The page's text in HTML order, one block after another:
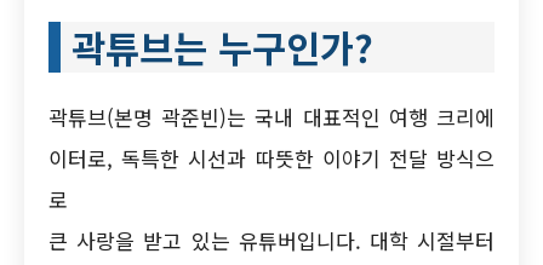
곽튜브는 누구인가?
곽튜브(본명 곽준빈)는 국내 대표적인 여행 크리에
이터로, 독특한 시선과 따뜻한 이야기 전달 방식으
로
큰 사랑을 받고 있는 유튜버입니다. 대학 시절부터